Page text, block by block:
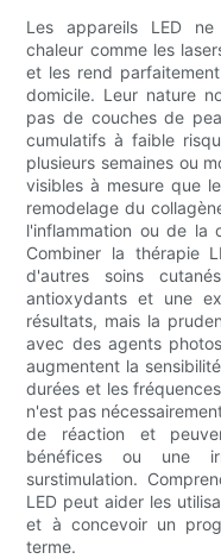
Les appareils LED
chaleur comme les
et les rend
domicile. Leur nature
pas de couches de
cumulatifs à faible
plusieurs semaines ou
visibles à mesure que
remodelage du
l'inflammation ou de la
Combiner la thérapie
d'autres soins
antioxydants et une
résultats, mais la
avec des agents
augmentent la
durées et les
n'est pas
de réaction et
bénéfices ou une
surstimulation.
LED peut aider les
et à concevoir un
terme.